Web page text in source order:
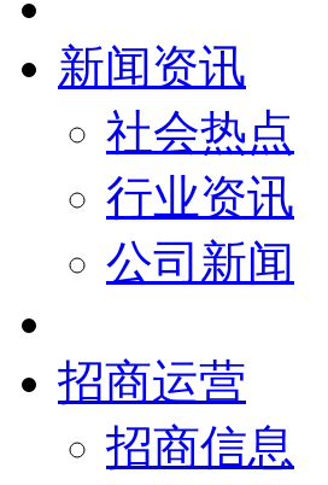
新闻资讯
社会热点
行业资讯
公司新闻
招商运营
招商信息